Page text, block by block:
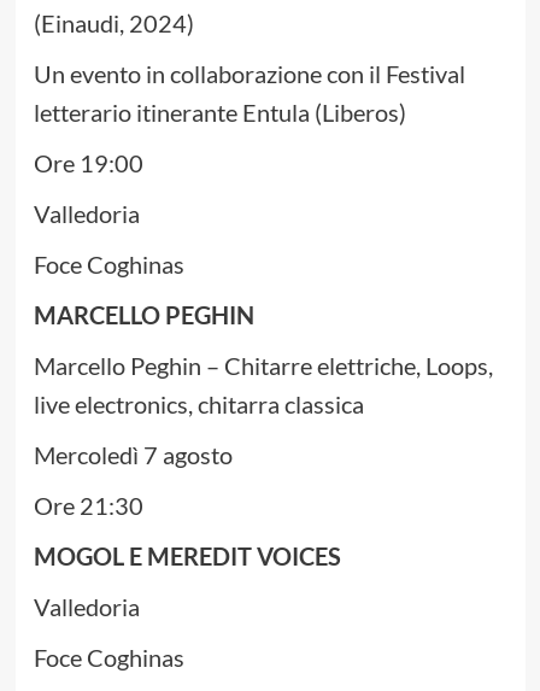
(Einaudi, 2024)
Un evento in collaborazione con il Festival
letterario itinerante Entula (Liberos)
Ore 19:00
Valledoria
Foce Coghinas
MARCELLO PEGHIN
Marcello Peghin – Chitarre elettriche, Loops,
live electronics, chitarra classica
Mercoledì 7 agosto
Ore 21:30
MOGOL E MEREDIT VOICES
Valledoria
Foce Coghinas